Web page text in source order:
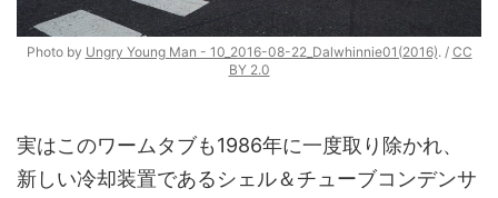
Photo by Ungry Young Man - 10_2016-08-22_Dalwhinnie01(2016). / CC
BY 2.0
実はこのワームタブも1986年に一度取り除かれ、
新しい冷却装置であるシェル＆チューブコンデンサ